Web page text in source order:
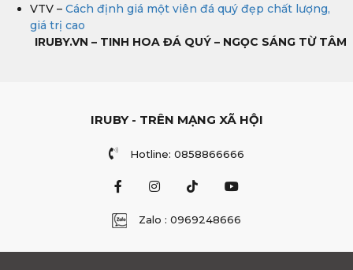
VTV – Cách định giá một viên đá quý đẹp chất lượng,
giá trị cao
IRUBY.VN – TINH HOA ĐÁ QUÝ – NGỌC SÁNG TỪ TÂM
IRUBY - TRÊN MẠNG XÃ HỘI
Hotline: 0858866666
Zalo : 0969248666